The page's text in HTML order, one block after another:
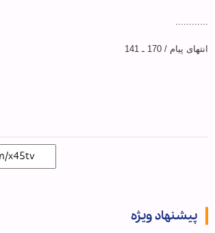
............
انتهای پیام / 170 ـ 141
پیشنهاد ویژه